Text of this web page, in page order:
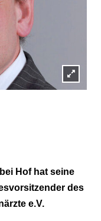
Lightbox
Hof hat seine
des
e.V.